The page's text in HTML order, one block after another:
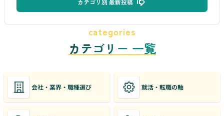
カテゴリ別 最新投稿
categories
カテゴリー 一覧
会社・業界・職種選び 就活・転職の軸